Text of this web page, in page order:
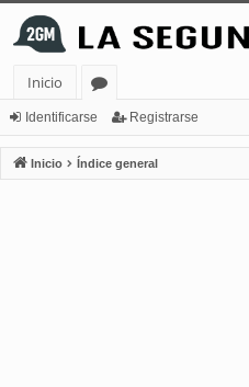
Inicio
or
os
Identificarse Registrarse
Inicio Índice general